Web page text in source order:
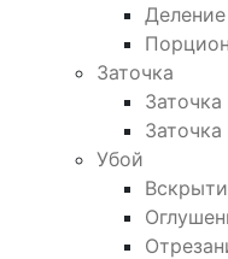
Заточка
Убой